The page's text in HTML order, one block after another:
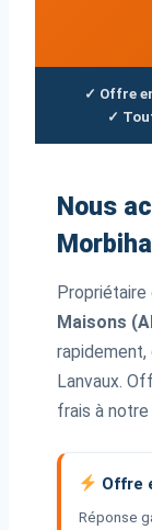
✓ Offre
✓
Nous
Propriétaire
Maisons
rapidement,
Lanvaux.
frais à notre
Offre
Réponse